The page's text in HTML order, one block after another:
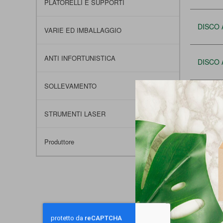
DISCO
DISCO
DISCO
DISCO
PLATORELLI E SUPPORTI
VARIE ED IMBALLAGGIO
ANTI INFORTUNISTICA
SOLLEVAMENTO
STRUMENTI LASER
Produttore